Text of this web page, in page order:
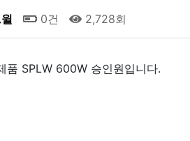
0건 2,728회
품 SPLW 600W 승인원입니다.